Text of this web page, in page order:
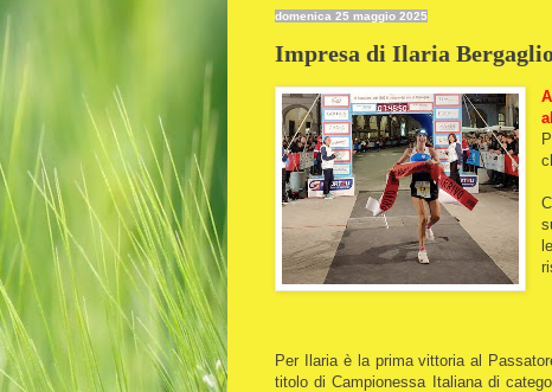
domenica 25 maggio 2025
Impresa di Ilaria
Per Ilaria è la prima vittoria al
titolo di Campionessa Italiana di